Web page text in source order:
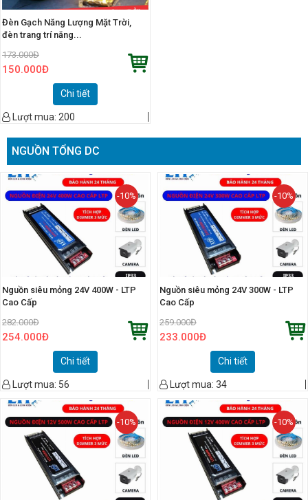
Đèn Gạch Năng Lượng Mặt Trời,
đèn trang trí năng...
173.000Đ
150.000Đ
Chi tiết
Lượt mua: 200
NGUỒN TỔNG DC
-10%
Nguồn siêu mỏng 24V 400W - LTP
Cao Cấp
282.000Đ
254.000Đ
Chi tiết
Lượt mua: 56
-10%
Nguồn siêu mỏng 24V 300W - LTP
Cao Cấp
259.000Đ
233.000Đ
Chi tiết
Lượt mua: 34
-10% -10%